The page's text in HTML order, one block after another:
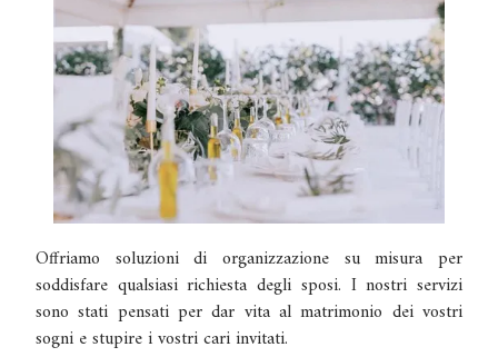
Offriamo soluzioni di organizzazione su misura per
soddisfare qualsiasi richiesta degli sposi. I nostri servizi
sono stati pensati per dar vita al matrimonio dei vostri
sogni e stupire i vostri cari invitati.